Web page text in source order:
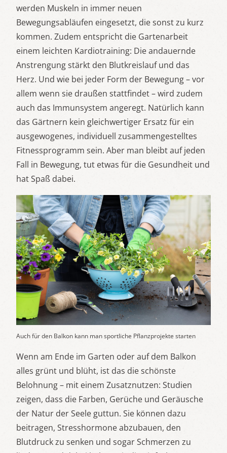
werden Muskeln in immer neuen
Bewegungsabläufen eingesetzt, die sonst zu kurz
kommen. Zudem entspricht die Gartenarbeit
einem leichten Kardiotraining: Die andauernde
Anstrengung stärkt den Blutkreislauf und das
Herz. Und wie bei jeder Form der Bewegung – vor
allem wenn sie draußen stattfindet – wird zudem
auch das Immunsystem angeregt. Natürlich kann
das Gärtnern kein gleichwertiger Ersatz für ein
ausgewogenes, individuell zusammengestelltes
Fitnessprogramm sein. Aber man bleibt auf jeden
Fall in Bewegung, tut etwas für die Gesundheit und
hat Spaß dabei.
Auch für den Balkon kann man sportliche Pflanzprojekte starten
Wenn am Ende im Garten oder auf dem Balkon
alles grünt und blüht, ist das die schönste
Belohnung – mit einem Zusatznutzen: Studien
zeigen, dass die Farben, Gerüche und Geräusche
der Natur der Seele guttun. Sie können dazu
beitragen, Stresshormone abzubauen, den
Blutdruck zu senken und sogar Schmerzen zu